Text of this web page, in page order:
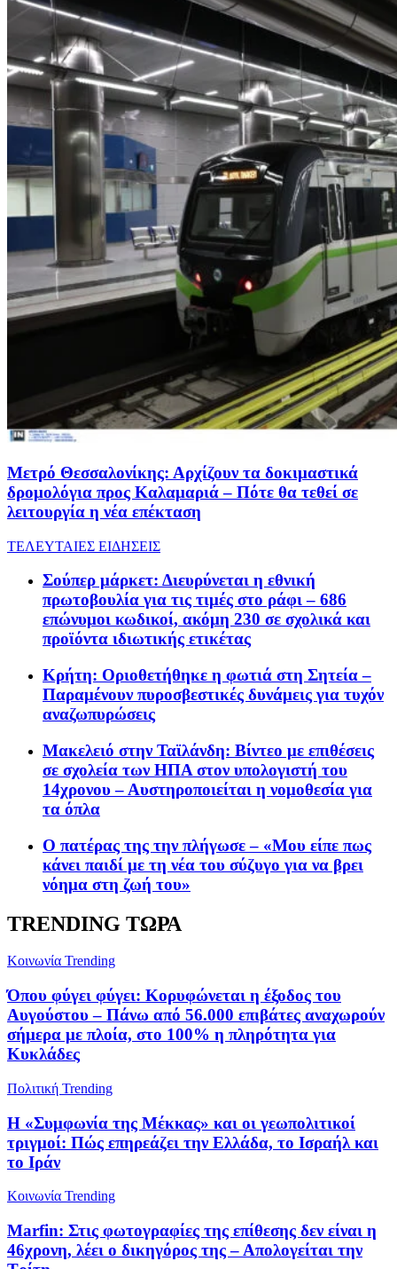
Μετρό Θεσσαλονίκης: Αρχίζουν τα δοκιμαστικά
δρομολόγια προς Καλαμαριά – Πότε θα τεθεί σε
λειτουργία η νέα επέκταση
ΤΕΛΕΥΤΑΙΕΣ ΕΙΔΗΣΕΙΣ
Σούπερ μάρκετ: Διευρύνεται η εθνική
πρωτοβουλία για τις τιμές στο ράφι – 686
επώνυμοι κωδικοί, ακόμη 230 σε σχολικά και
προϊόντα ιδιωτικής ετικέτας
Κρήτη: Οριοθετήθηκε η φωτιά στη Σητεία –
Παραμένουν πυροσβεστικές δυνάμεις για τυχόν
αναζωπυρώσεις
Μακελειό στην Ταϊλάνδη: Βίντεο με επιθέσεις
σε σχολεία των ΗΠΑ στον υπολογιστή του
14χρονου – Αυστηροποιείται η νομοθεσία για
τα όπλα
Ο πατέρας της την πλήγωσε – «Μου είπε πως
κάνει παιδί με τη νέα του σύζυγο για να βρει
νόημα στη ζωή του»
TRENDING ΤΩΡΑ
Κοινωνία Trending
Όπου φύγει φύγει: Κορυφώνεται η έξοδος του
Αυγούστου – Πάνω από 56.000 επιβάτες αναχωρούν
σήμερα με πλοία, στο 100% η πληρότητα για
Κυκλάδες
Πολιτική Trending
Η «Συμφωνία της Μέκκας» και οι γεωπολιτικοί
τριγμοί: Πώς επηρεάζει την Ελλάδα, το Ισραήλ και
το Ιράν
Κοινωνία Trending
Marfin: Στις φωτογραφίες της επίθεσης δεν είναι η
46χρονη, λέει ο δικηγόρος της – Απολογείται την